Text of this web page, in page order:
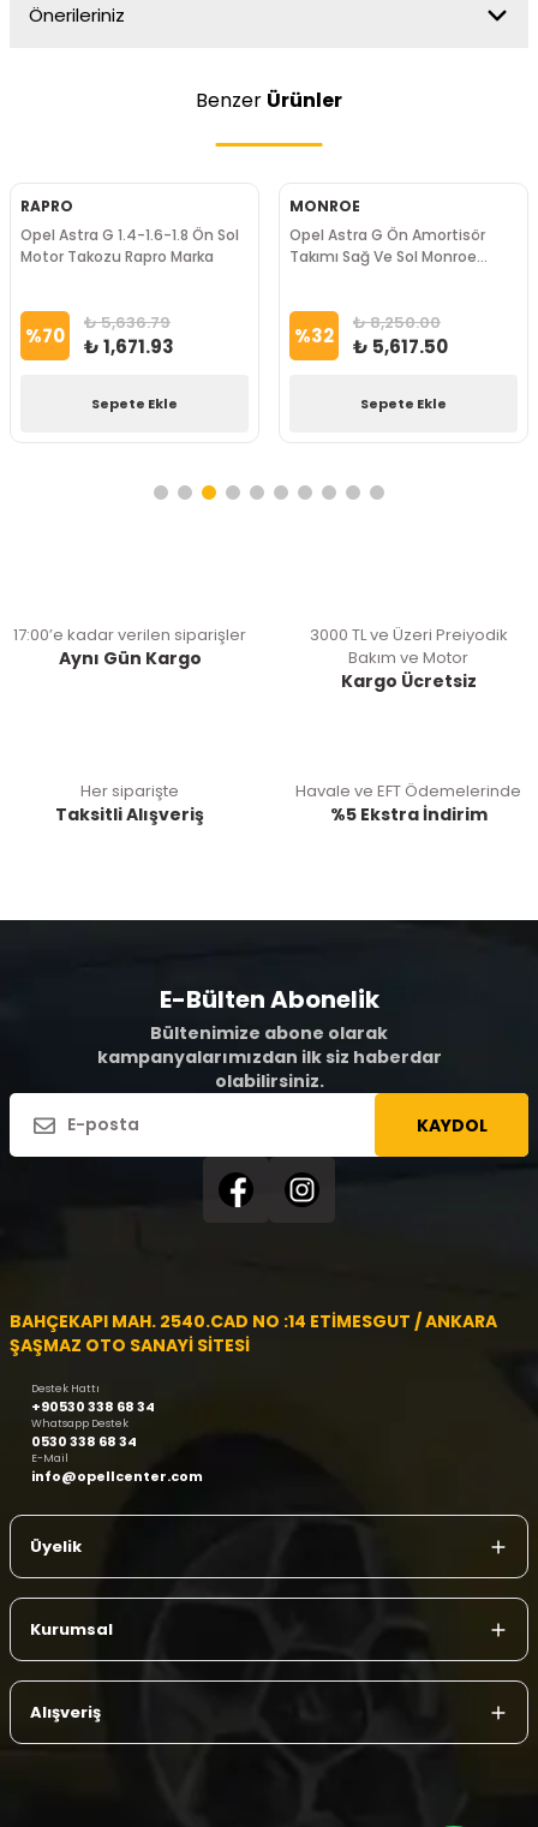
Önerileriniz
Benzer Ürünler
RAPRO
Opel Astra G 1.4-1.6-1.8 Ön Sol
Motor Takozu Rapro Marka
%70 ₺ 5,636.79
₺ 1,671.93
Sepete Ekle
MONROE
Opel Astra G Ön Amortisör
Takımı Sağ Ve Sol Monroe
%32 ₺ 8,250.00
₺ 5,617.50
Sepete Ekle
17:00’e kadar verilen siparişler
Aynı Gün Kargo
3000 TL ve Üzeri Preiyodik
Bakım ve Motor
Kargo Ücretsiz
Her siparişte
Taksitli Alışveriş
Havale ve EFT Ödemelerinde
%5 Ekstra İndirim
E-Bülten Abonelik
Bültenimize abone olarak
kampanyalarımızdan ilk siz haberdar
olabilirsiniz.
KAYDOL
BAHÇEKAPI MAH. 2540.CAD NO :14 ETİMESGUT / ANKARA
ŞAŞMAZ OTO SANAYİ SİTESİ
Destek Hattı
+90530 338 68 34
Whatsapp Destek
0530 338 68 34
E-Mail
info@opellcenter.com
Üyelik
Kurumsal
Alışveriş